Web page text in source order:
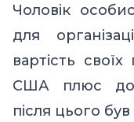
Чоловік
для
вартість
США плюс
після цього